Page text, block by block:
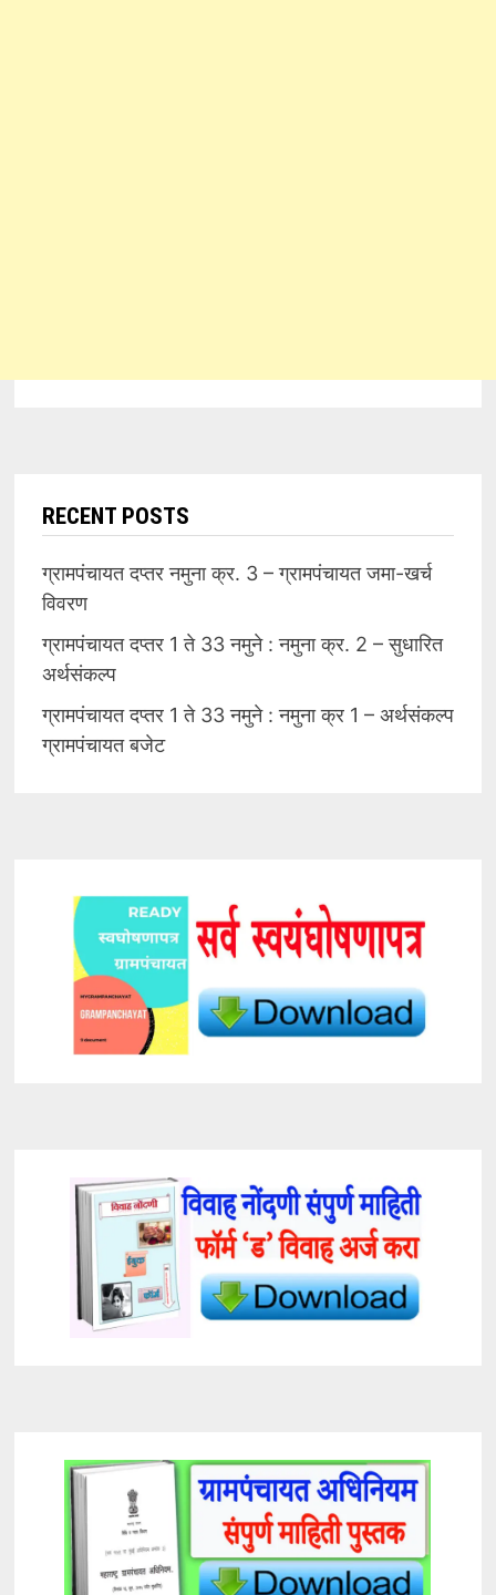
RECENT POSTS
ग्रामपंचायत दप्तर नमुना क्र. 3 – ग्रामपंचायत जमा-खर्च
विवरण
ग्रामपंचायत दप्तर 1 ते 33 नमुने : नमुना क्र. 2 – सुधारित
अर्थसंकल्प
ग्रामपंचायत दप्तर 1 ते 33 नमुने : नमुना क्र 1 – अर्थसंकल्प
ग्रामपंचायत बजेट